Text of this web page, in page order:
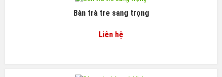
Bàn trà tre sang trọng
Liên hệ